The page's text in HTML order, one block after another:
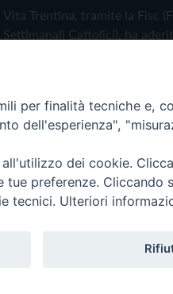
Vita Trentina, tramite la Fisc
Settimanali Cattolici), ha
Privacy Policy Cookie Policy
Editrice
per finalità tecniche e,
dell'esperienza",
dei cookie.
preferenze.
tecnici. Ulteriori